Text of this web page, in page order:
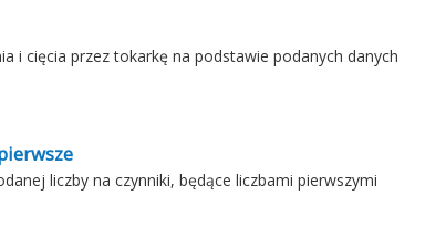
i cięcia przez tokarkę na podstawie podanych danych
liczby na czynniki, będące liczbami pierwszymi